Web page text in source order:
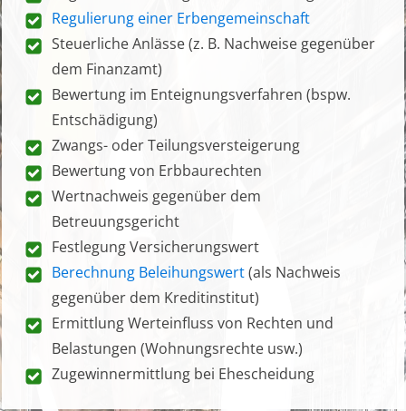
Regulierung einer Erbengemeinschaft
Steuerliche Anlässe (z. B. Nachweise gegenüber
dem Finanzamt)
Bewertung im Enteignungsverfahren (bspw.
Entschädigung)
Zwangs- oder Teilungsversteigerung
Bewertung von Erbbaurechten
Wertnachweis gegenüber dem
Betreuungsgericht
Festlegung Versicherungswert
Berechnung Beleihungswert(als Nachweis
gegenüber dem Kreditinstitut)
Ermittlung Werteinfluss von Rechten und
Belastungen (Wohnungsrechte usw.)
Zugewinnermittlung bei Ehescheidung